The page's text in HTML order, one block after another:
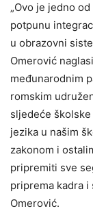
„Ovo je jedno
potpunu
u obrazovni
Omerović
međunarodnim
romskim
sljedeće
jezika u našim
zakonom i
pripremiti sve
priprema kadra i
Omerović.